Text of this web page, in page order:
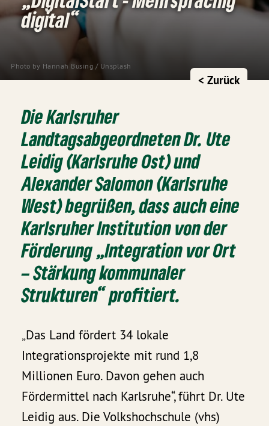
Photo by Hannah Busing / Unsplash
digital“
< Zurück
Die Karlsruher
Landtagsabgeordneten Dr. Ute
Leidig (Karlsruhe Ost) und
Alexander Salomon (Karlsruhe
West) begrüßen, dass auch eine
Karlsruher Institution von der
Förderung „Integration vor Ort
– Stärkung kommunaler
Strukturen“ profitiert.
„Das Land fördert 34 lokale
Integrationsprojekte mit rund 1,8
Millionen Euro. Davon gehen auch
Fördermittel nach Karlsruhe“, führt Dr. Ute
Leidig aus. Die Volkshochschule (vhs)